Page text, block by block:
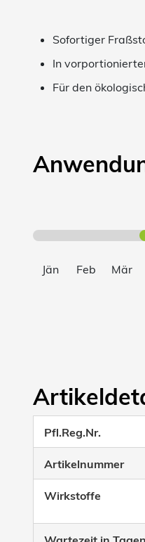
Sofortiger
In
Für den
Jän Feb Mär
Pfl.Reg.Nr.
Artikelnummer
Wirkstoffe